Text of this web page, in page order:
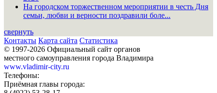
На городском торжественном мероприятии в честь Дня
семьи, любви и верности поздравили боле...
свернуть
Контакты Карта сайта Статистика
© 1997-2026 Официальный сайт органов
местного самоуправления города Владимира
www.vladimir-city.ru
Телефоны:
Приёмная главы города: